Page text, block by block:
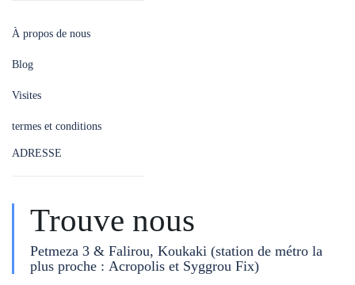
À propos de nous
Blog
Visites
termes et conditions
ADRESSE
Trouve nous
Petmeza 3 & Falirou, Koukaki (station de métro la
plus proche : Acropolis et Syggrou Fix)